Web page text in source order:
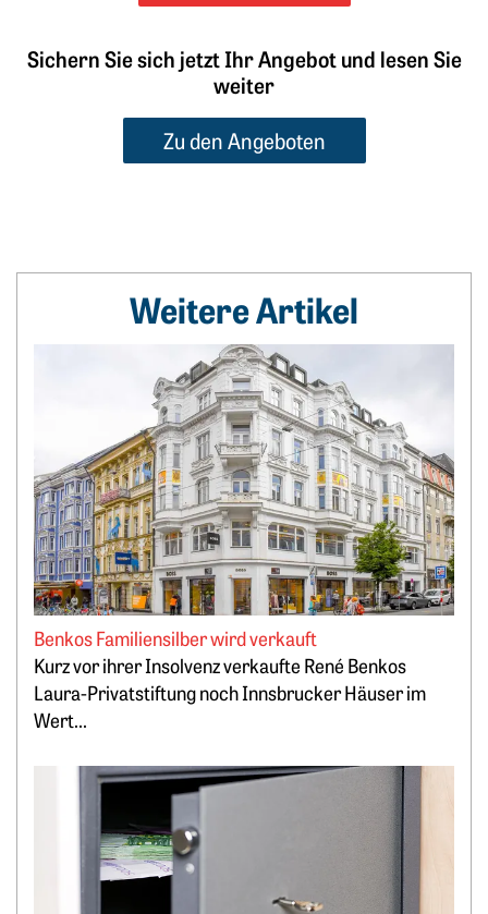
Sichern Sie sich jetzt Ihr Angebot und lesen Sie
weiter
Zu den Angeboten
Weitere Artikel
Benkos Familiensilber wird verkauft
Kurz vor ihrer Insolvenz verkaufte René Benkos
Laura-Privatstiftung noch Innsbrucker Häuser im
Wert...
Weiterlesen: Benkos Familiensilber wird verkauft
Weiterlesen: Lukrativ Geld parken